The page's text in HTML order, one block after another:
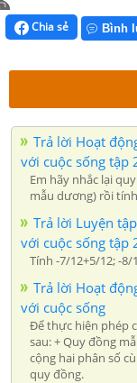
Chia sẻ Bình
Trả lời Hoạt
với cuộc sống tập
Em hãy nhắc lại
mẫu dương) rồi
Trả lời Luyện
với cuộc sống tập
Tính -7/12+5/12; -8/
Trả lời Hoạt
với cuộc sống
Để thực hiện phép
sau: + Quy đồng
cộng hai phân số
quy đồng.